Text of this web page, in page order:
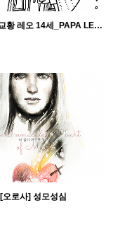
[오로사] 교황 레오 14세_PAPA LEONE XIV_색칠하기
[오로사] 성모성심